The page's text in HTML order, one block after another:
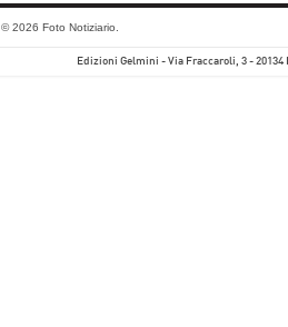
© 2026 Foto Notiziario.
Edizioni Gelmini - Via Fraccaroli, 3 - 20134